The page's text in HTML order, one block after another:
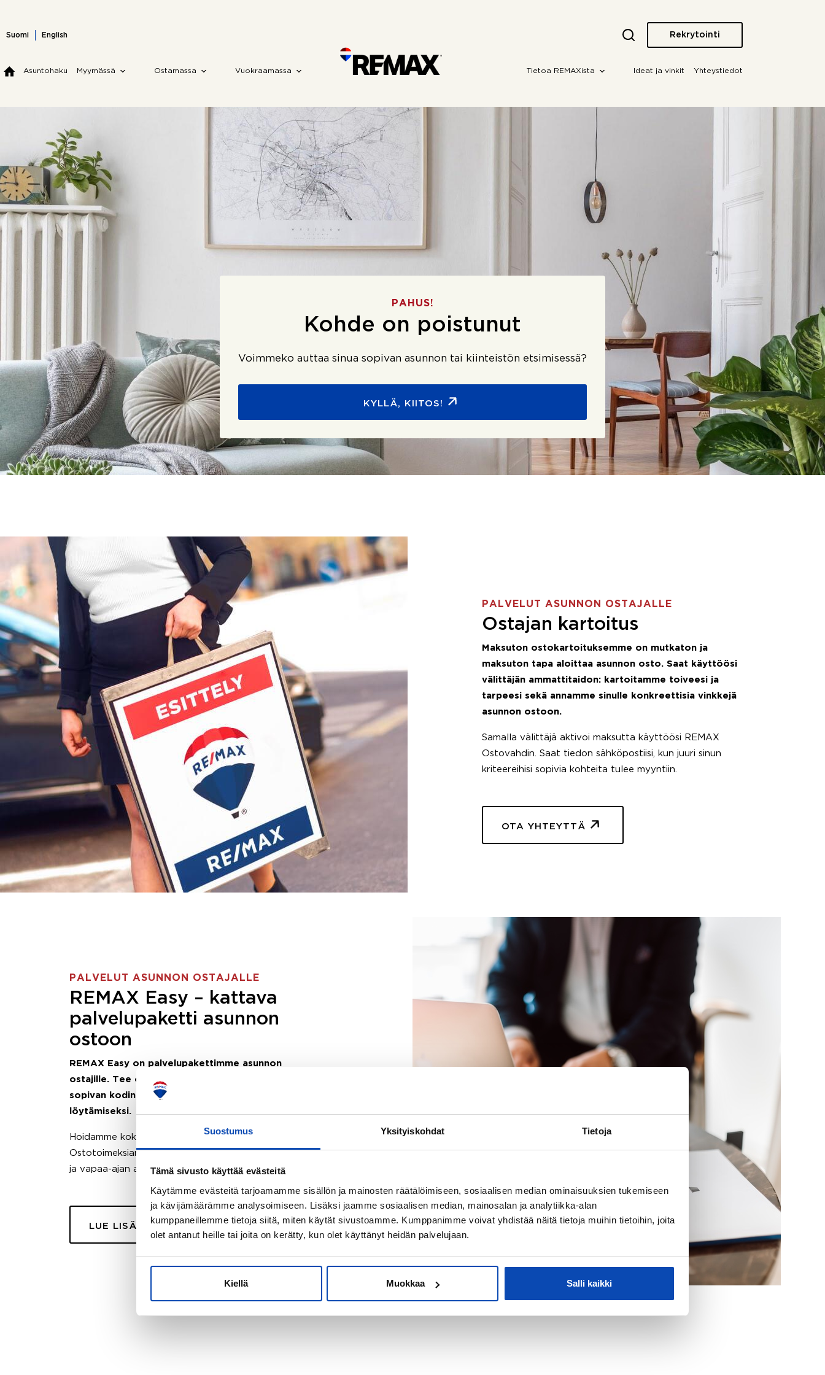
Suostumus Yksityiskohdat Tietoja
Tämä sivusto käyttää evästeitä
Käytämme evästeitä tarjoamamme sisällön ja mainosten räätälöimiseen, sosiaalisen median ominaisuuksien tukemiseen
ja kävijämäärämme analysoimiseen. Lisäksi jaamme sosiaalisen median, mainosalan ja analytiikka-alan
kumppaneillemme tietoja siitä, miten käytät sivustoamme. Kumppanimme voivat yhdistää näitä tietoja muihin tietoihin, joita
olet antanut heille tai joita on kerätty, kun olet käyttänyt heidän palvelujaan.
Kiellä Muokkaa Salli kaikki
content
Suomi English Rekrytointi
Asuntohaku Myymässä Ostamassa Vuokraamassa Tietoa REMAXista Ideat ja vinkit Yhteystiedot
PAHUS!
Kohde on poistunut
Voimmeko auttaa sinua sopivan asunnon tai kiinteistön etsimisessä?
KYLLÄ, KIITOS!
PALVELUT ASUNNON OSTAJALLE
Ostajan kartoitus
Maksuton ostokartoituksemme on mutkaton ja
maksuton tapa aloittaa asunnon osto. Saat käyttöösi
välittäjän ammattitaidon: kartoitamme toiveesi ja
tarpeesi sekä annamme sinulle konkreettisia vinkkejä
asunnon ostoon.
Samalla välittäjä aktivoi maksutta käyttöösi REMAX
Ostovahdin. Saat tiedon sähköpostiisi, kun juuri sinun
kriteereihisi sopivia kohteita tulee myyntiin.
OTA YHTEYTTÄ
PALVELUT ASUNNON OSTAJALLE
REMAX Easy – kattava
palvelupaketti asunnon
ostoon
REMAX Easy on palvelupakettimme asunnon
ostajille. Tee ostotoimeksianto ja etsimme juuri sinulle
sopivan kodin, eikä sinun tarvitse nähdä vaivaa sen
löytämiseksi.
Hoidamme koko ostoprosessin puolestasi.
Ostotoimeksiantopalvelumme sopii myös esimerkiksi sijoitus-
ja vapaa-ajan asuntojen ostoon.
LUE LISÄÄ